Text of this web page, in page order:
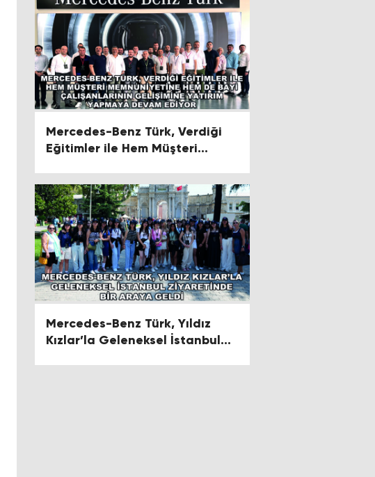
Mercedes-Benz Türk, Verdiği
Eğitimler ile Hem Müşteri
Çalışanlarının Gelişimine
Yatırım Yapmaya Devam Ediyor
Mercedes-Benz Türk, Yıldız
Kızlar’la Geleneksel İstanbul